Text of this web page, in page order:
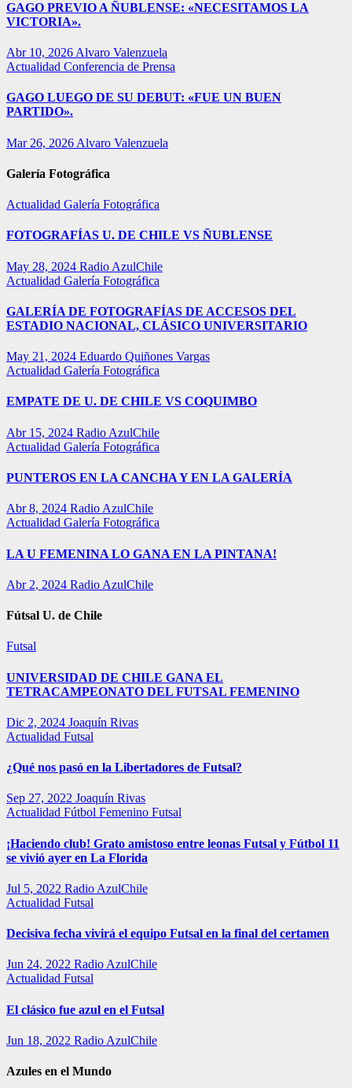
GAGO PREVIO A ÑUBLENSE: «NECESITAMOS LA
VICTORIA».
Abr 10, 2026 Alvaro Valenzuela
Actualidad Conferencia de Prensa
GAGO LUEGO DE SU DEBUT: «FUE UN BUEN
PARTIDO».
Mar 26, 2026 Alvaro Valenzuela
Galería Fotográfica
Actualidad Galería Fotográfica
FOTOGRAFÍAS U. DE CHILE VS ÑUBLENSE
May 28, 2024 Radio AzulChile
Actualidad Galería Fotográfica
GALERÍA DE FOTOGRAFÍAS DE ACCESOS DEL
ESTADIO NACIONAL, CLÁSICO UNIVERSITARIO
May 21, 2024 Eduardo Quiñones Vargas
Actualidad Galería Fotográfica
EMPATE DE U. DE CHILE VS COQUIMBO
Abr 15, 2024 Radio AzulChile
Actualidad Galería Fotográfica
PUNTEROS EN LA CANCHA Y EN LA GALERÍA
Abr 8, 2024 Radio AzulChile
Actualidad Galería Fotográfica
LA U FEMENINA LO GANA EN LA PINTANA!
Abr 2, 2024 Radio AzulChile
Fútsal U. de Chile
Futsal
UNIVERSIDAD DE CHILE GANA EL
TETRACAMPEONATO DEL FUTSAL FEMENINO
Dic 2, 2024 Joaquín Rivas
Actualidad Futsal
¿Qué nos pasó en la Libertadores de Futsal?
Sep 27, 2022 Joaquín Rivas
Actualidad Fútbol Femenino Futsal
¡Haciendo club! Grato amistoso entre leonas Futsal y Fútbol 11
se vivió ayer en La Florida
Jul 5, 2022 Radio AzulChile
Actualidad Futsal
Decisiva fecha vivirá el equipo Futsal en la final del certamen
Jun 24, 2022 Radio AzulChile
Actualidad Futsal
El clásico fue azul en el Futsal
Jun 18, 2022 Radio AzulChile
Azules en el Mundo